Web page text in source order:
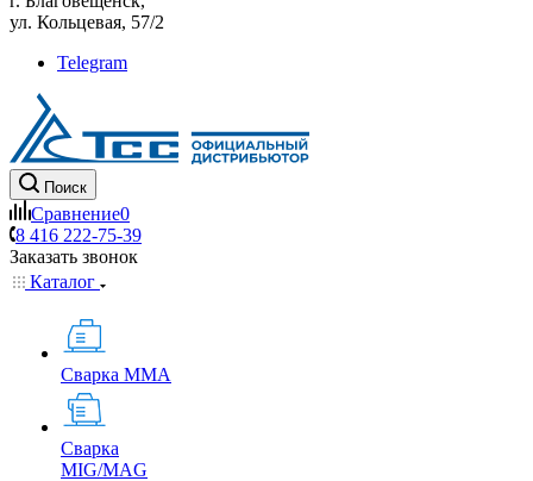
ул. Кольцевая, 57/2
Telegram
Поиск
Сравнение0
8 416 222-75-39
Заказать звонок
Каталог
Сварка MMA
Сварка
MIG/MAG